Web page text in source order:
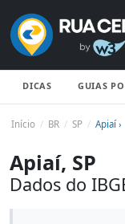
DICAS GUIAS
Início BR SP Apiaí ›
Apiaí, SP
Dados do